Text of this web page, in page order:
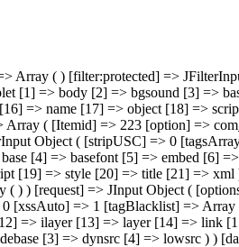
Array ( ) [filter:protected] =>
[1] => body [2] => bgsound [3] =>
=> name [17] => object [18] =>
Array ( [Itemid] => 223 [option] =>
Object ( [stripUSC] => 0
[4] => basefont [5] => embed [6]
[19] => style [20] => title [21] =>
( ) ) [request] => JInput Object (
[xssAuto] => 1 [tagBlacklist] =>
=> ilayer [13] => layer [14] => link
[3] => dynsrc [4] => lowsrc ) )